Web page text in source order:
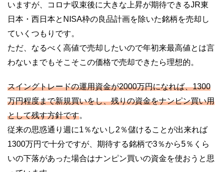
いますが、コロナ収束後に大きな上昇が期待できるJR東
日本・西日本とNISA枠の良品計画を除いた銘柄を売却し
ていくつもりです。
ただ、なるべく高値で売却したいので年初来最高値とは言
わないまでもそこそこの価格で売却できたら理想的。
スイングトレードの運用資金が2000万円になれば、1300
万円程度まで新規買いをし、残りの資金をナンピン買い用
として残す方針です。
従来の思惑通り週に1％ないし2％儲けることが出来れば
1300万円で十分ですが、期待する銘柄で3％から5％くら
いの下落があった場合はナンピン買いの資金を使おうと思